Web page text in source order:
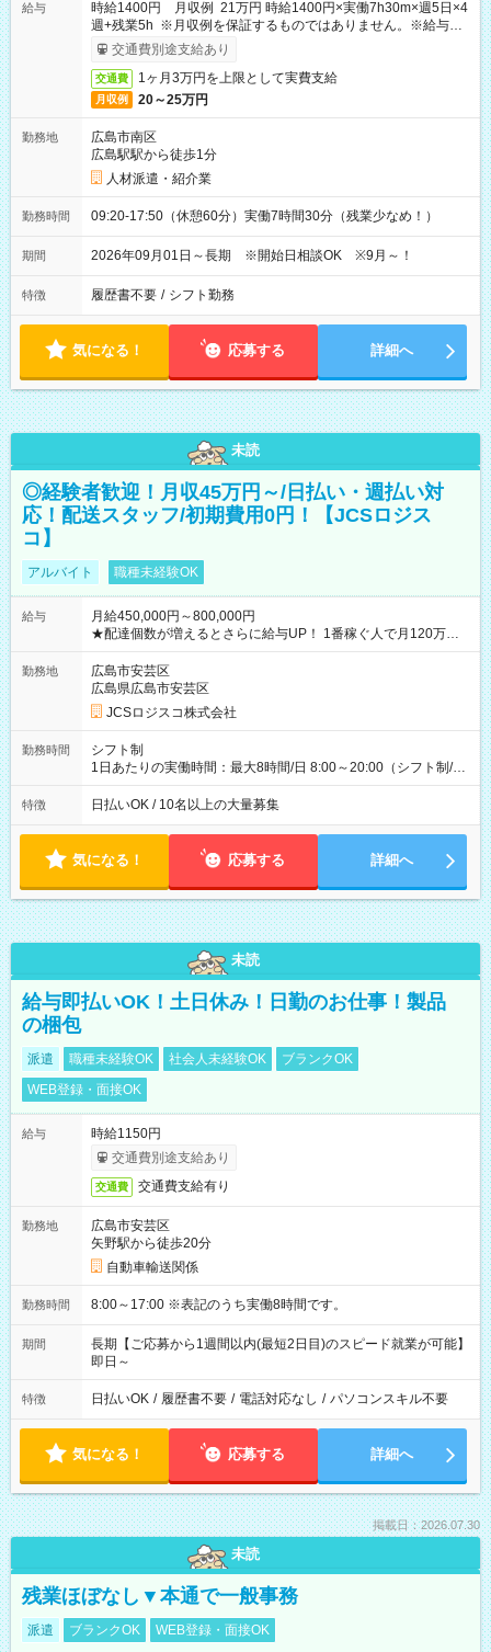
給与
時給1400円 月収例 21万円 時給1400円×実働7h30m×週5日×4
週+残業5h ※月収例を保証するものではありません。※給与即
受取りサービス利用可（利用条件有）
交通費別途支給あり
交通費 1ヶ月3万円を上限として実費支給
月収例 20～25万円
勤務地
広島市南区
広島駅駅から徒歩1分
人材派遣・紹介業
勤務時間 09:20-17:50（休憩60分）実働7時間30分（残業少なめ！）
期間 2026年09月01日～長期 ※開始日相談OK ※9月～！
特徴 履歴書不要 / シフト勤務
気になる！ 応募する 詳細へ
未読
◎経験者歓迎！月収45万円～/日払い・週払い対
応！配送スタッフ/初期費用0円！【JCSロジス
コ】
アルバイト 職種未経験OK
給与
月給450,000円～800,000円
★配達個数が増えるとさらに給与UP！ 1番稼ぐ人で月120万ほ
ど！ ・主要都市エリア 月収55万円／週5日稼働 月収65万~112
万円／週6日稼働 ・地方郊外エリア 月収40万円／週5日稼働 月
収40万円~50万円／週6日稼働 ＜モデルイメージ＞ ■月収50万
円 (27歳男性/江東区在住)※元建築関係 1日150個配達×25日勤務
(日休み) ■月収80万円(43歳男性/墨田区在住)※元営業 1日200個
勤務地
広島市安芸区
広島県広島市安芸区
JCSロジスコ株式会社
勤務時間
シフト制
1日あたりの実働時間：最大8時間/日 8:00～20:00（シフト制/実
働8時間） ※週5日勤務（場所次第では週4も有り） ※配達状況
によって時間外での勤務可能性有り ※案件により多少の前後あ
特徴 日払いOK / 10名以上の大量募集
気になる！ 応募する 詳細へ
未読
給与即払いOK！土日休み！日勤のお仕事！製品
の梱包
派遣 職種未経験OK 社会人未経験OK
ブランクOK
WEB登録・面接OK
給与
時給1150円
交通費別途支給あり
交通費 交通費支給有り
勤務地
広島市安芸区
矢野駅から徒歩20分
自動車輸送関係
勤務時間 8:00～17:00 ※表記のうち実働8時間です。
期間
長期【ご応募から1週間以内(最短2日目)のスピード就業が可能】
即日～
特徴 日払いOK / 履歴書不要 / 電話対応なし / パソコンスキル不要
気になる！ 応募する 詳細へ
掲載日：2026.07.30
未読
残業ほぼなし▼本通で一般事務
派遣 ブランクOK WEB登録・面接OK